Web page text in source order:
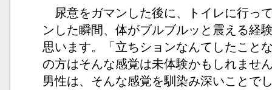
尿意をガマンした後に、トイレに行っ
ンした瞬間、体がブルブルッと震える経
思います。「立ちションなんてしたこと
の方はそんな感覚は未体験かもしれませ
男性は、そんな感覚を馴染み深いことで